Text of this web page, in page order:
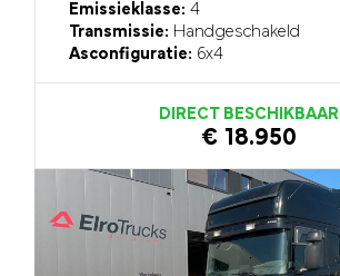
Emissieklasse: 4
Transmissie: Handgeschakeld
Asconfiguratie: 6x4
DIRECT BESCHIKBAAR
€ 18.950